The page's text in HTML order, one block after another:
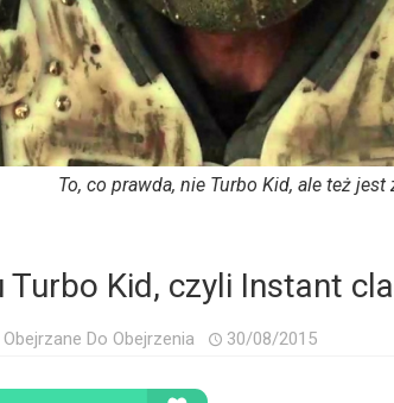
To, co prawda, nie Turbo Kid, ale też jest
Turbo Kid, czyli Instant
Obejrzane Do Obejrzenia 30/08/2015